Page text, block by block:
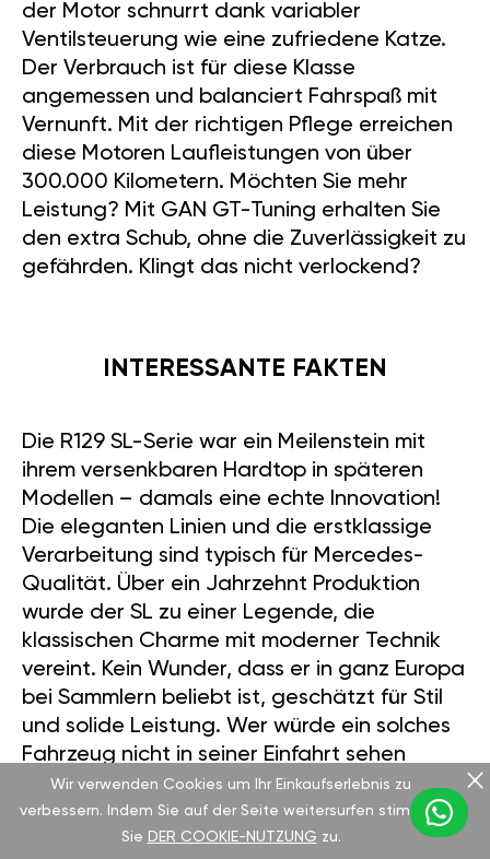
der Motor schnurrt dank variabler
Ventilsteuerung wie eine zufriedene Katze.
Der Verbrauch ist für diese Klasse
angemessen und balanciert Fahrspaß mit
Vernunft. Mit der richtigen Pflege erreichen
diese Motoren Laufleistungen von über
300.000 Kilometern. Möchten Sie mehr
Leistung? Mit GAN GT-Tuning erhalten Sie
den extra Schub, ohne die Zuverlässigkeit zu
gefährden. Klingt das nicht verlockend?
INTERESSANTE FAKTEN
Die R129 SL-Serie war ein Meilenstein mit
ihrem versenkbaren Hardtop in späteren
Modellen – damals eine echte Innovation!
Die eleganten Linien und die erstklassige
Verarbeitung sind typisch für Mercedes-
Qualität. Über ein Jahrzehnt Produktion
wurde der SL zu einer Legende, die
klassischen Charme mit moderner Technik
vereint. Kein Wunder, dass er in ganz Europa
bei Sammlern beliebt ist, geschätzt für Stil
und solide Leistung. Wer würde ein solches
Fahrzeug nicht in seiner Einfahrt sehen
wollen?
Wir verwenden Cookies um Ihr Einkaufserlebnis zu
verbessern. Indem Sie auf der Seite weitersurfen stimmen
Sie DER COOKIE-NUTZUNG zu.